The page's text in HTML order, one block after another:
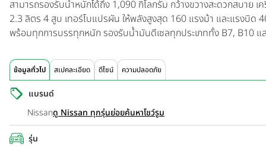
สามารถรองรับน้ำหนักได้ถึง 1,090 กิโลกรัม กว้างขวางสะดวกสบาย เ
2.3 ลิตร 4 สูบ เทอร์โบแปรผัน ให้พลังสูงสุด 160 แรงม้า และแรงบิด
พร้อมทุกการบรรทุกหนัก รองรับน้ำมันดีเซลทุกประเภททั้ง B7, B10 แ
ข้อมูลทั่วไป สเปคละเอียด ดีไซน์ ความปลอดภัย
แบรนด์
Nissanดู Nissan ทุกรุ่นย่อยค้นหาโชว์รูม
รุ่น